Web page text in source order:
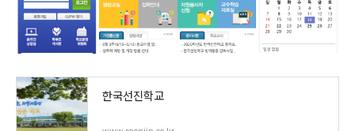
한국선진학교